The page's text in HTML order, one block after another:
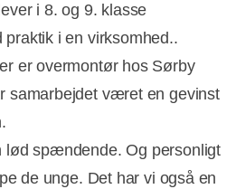
i 8. og 9. klasse
praktik i en virksomhed..
er overmontør hos Sørby
samarbejdet været en gevinst
lød spændende. Og personligt
de unge. Det har vi også en